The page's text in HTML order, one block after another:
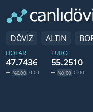
DÖVİZ ALTIN
DOLAR
47.7436
%0.00 0.00
EURO
55.2510
%0.00 0.00